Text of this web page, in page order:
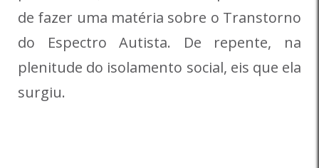
de fazer uma matéria sobre o Transtorno
do Espectro Autista. De repente, na
plenitude do isolamento social, eis que ela
surgiu.